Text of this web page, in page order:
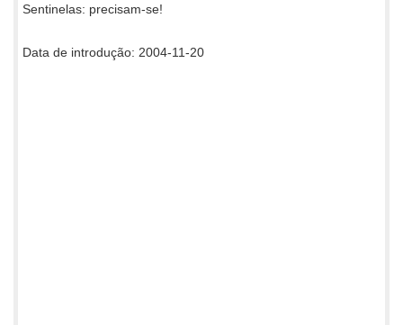
Sentinelas: precisam-se!
Data de introdução: 2004-11-20